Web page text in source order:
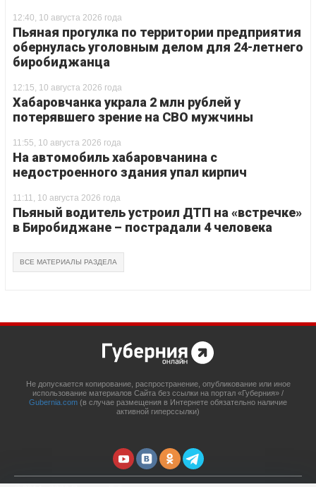
12:40, 10 августа 2026 года
Пьяная прогулка по территории предприятия
обернулась уголовным делом для 24-летнего
биробиджанца
12:15, 10 августа 2026 года
Хабаровчанка украла 2 млн рублей у
потерявшего зрение на СВО мужчины
11:55, 10 августа 2026 года
На автомобиль хабаровчанина с
недостроенного здания упал кирпич
11:11, 10 августа 2026 года
Пьяный водитель устроил ДТП на «встречке»
в Биробиджане – пострадали 4 человека
ВСЕ МАТЕРИАЛЫ РАЗДЕЛА
Не допускается копирование, распространение, опубликование или иное
использование материалов Сайта без ссылки на портал «Губерния» /
Gubernia.com (в случае размещения в Интернете обязательно наличие
активной гиперссылки)